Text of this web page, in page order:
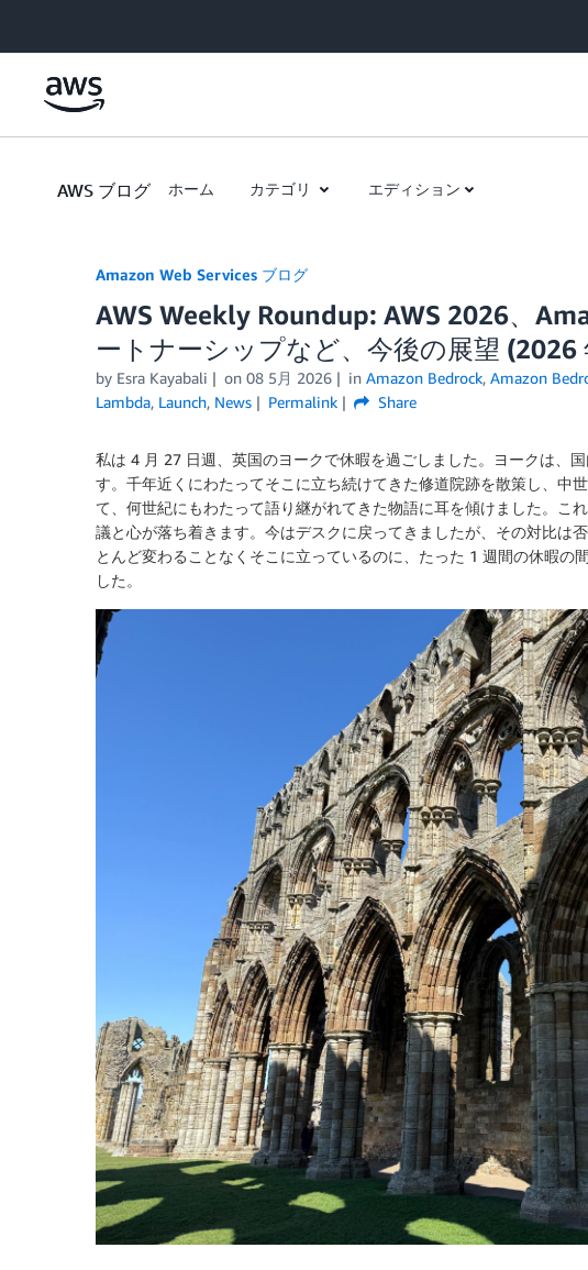
AWS ブログ ホーム カテゴリ エディション
Amazon Web Services ブログ
AWS Weekly Roundup: AWS 2026、
ートナーシップなど、今後の展望 (2026
by Esra Kayabali on 08 5月 2026 in Amazon Bedrock, Amazon
Lambda, Launch, News Permalink Share
私は 4 月 27 日週、英国のヨークで休暇を過ごしました。ヨークは、
す。千年近くにわたってそこに立ち続けてきた修道院跡を散策し、中
て、何世紀にもわたって語り継がれてきた物語に耳を傾けました。こ
議と心が落ち着きます。今はデスクに戻ってきましたが、その対比は
とんど変わることなくそこに立っているのに、たった 1 週間の休暇の
した。